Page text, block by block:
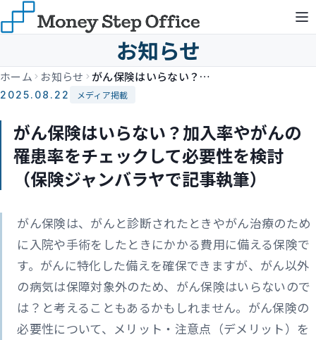
お知らせ
ホーム お知らせ がん保険はいらない？加入率やがんの罹患率をチェックして必要性を検討（保険ジャンバラヤで記事執筆）
2025.08.22 メディア掲載
がん保険はいらない？加入率やがんの
罹患率をチェックして必要性を検討
（保険ジャンバラヤで記事執筆）
がん保険は、がんと診断されたときやがん治療のため
に入院や手術をしたときにかかる費用に備える保険で
す。がんに特化した備えを確保できますが、がん以外
の病気は保障対象外のため、がん保険はいらないので
は？と考えることもあるかもしれません。がん保険の
必要性について、メリット・注意点（デメリット）を